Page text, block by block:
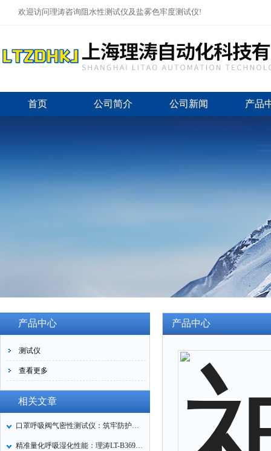
欢迎访问理涛咨询阻水性测试仪及盐雾色牢度测试仪!
首页 公司简介 公司新闻 产品
产品中心
测试仪
查看更多
相关文章
口罩呼吸阀气密性测试仪：筑牢防护口罩的质量关卡
精准量化呼吸湿化性能：理涛LT-B369湿化器数据采集装置技术解析
产品中心